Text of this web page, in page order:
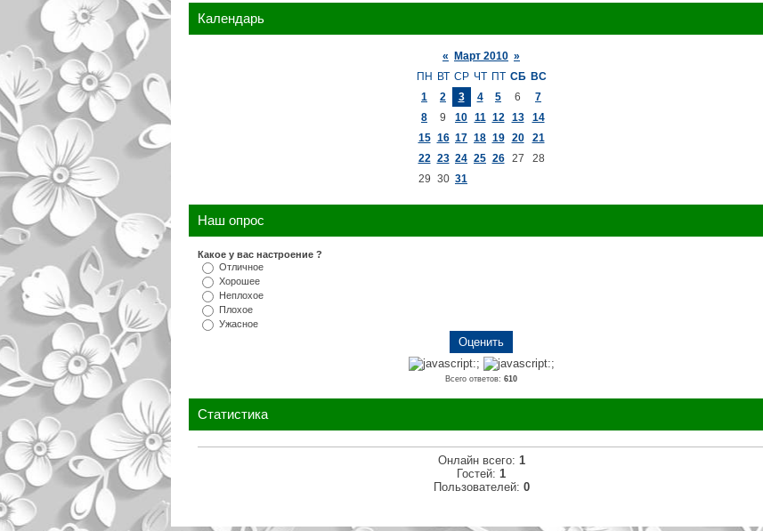
Календарь
« Март 2010 »
ПН ВТ СР ЧТ ПТ СБ ВС
1
2 3 4 5 6
7
8
9 10 11 12 13
14
15 16 17 18 19 20
21
22 23 24 25 26 27
28
29 30 31
Наш опрос
Какое у вас настроение ?
Отличное
Хорошее
Неплохое
Плохое
Ужасное
Всего ответов: 610
Статистика
Онлайн всего: 1
Гостей: 1
Пользователей: 0